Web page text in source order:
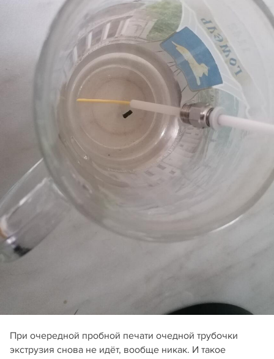
При очередной пробной печати очедной трубочки
экструзия снова не идёт, вообще никак. И такое